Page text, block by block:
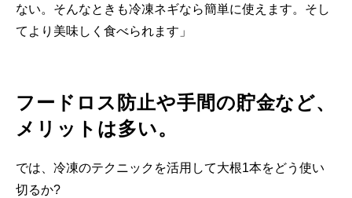
ない。そんなときも冷凍ネギなら簡単に使えます。そし
てより美味しく食べられます」
フードロス防止や手間の貯金など、
メリットは多い。
では、冷凍のテクニックを活用して大根1本をどう使い
切るか?